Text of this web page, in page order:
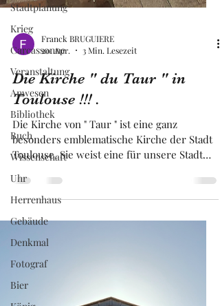
Stadtplanung
Krieg
Carcassonne
Veranstaltung
Anwesen
Bibliothek
Buch
Wissenschaft
Uhr
Herrenhaus
Gebäude
Denkmal
Fotograf
Bier
Franck BRUGUIERE
20. Apr.
3 Min. Lesezeit
Die Kirche " du Taur " in
Toulouse !!! .
Die Kirche von " Taur " ist eine ganz
besonders emblematische Kirche der Stadt
typische Architektur aus gebrannten
Ziegeln auf. Sie ist Stadtzentrum von
von den andere Kirche der , Rosa Stadt ,
abhebt. Tatsächlich besteht sie aus einem
Mauer-Glockenturm, der perfekt mit den